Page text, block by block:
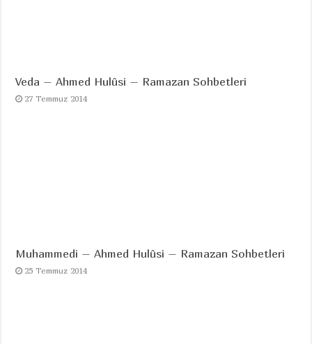
Veda – Ahmed Hulûsi – Ramazan Sohbetleri
27 Temmuz 2014
Muhammedi – Ahmed Hulûsi – Ramazan Sohbetleri
25 Temmuz 2014